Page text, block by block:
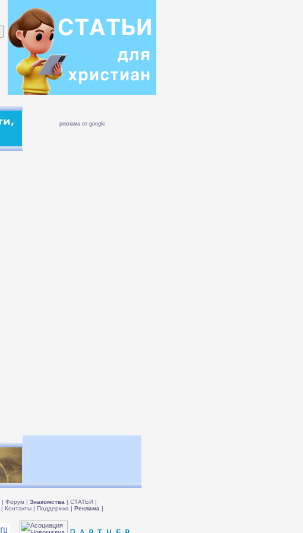
реклама от google
| Форум | Знакомства | СТАТЬИ |
| Контакты | Поддержка | Реклама |